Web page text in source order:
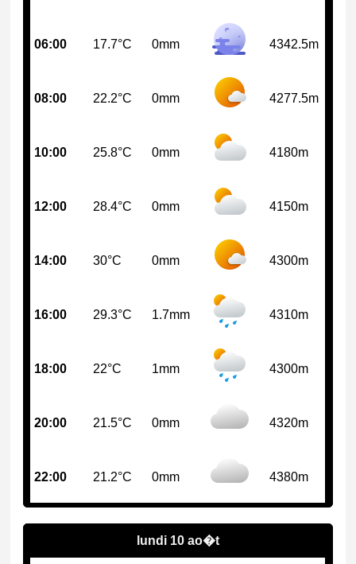
06:00 17.7°C 0mm 4342.5m
08:00 22.2°C 0mm 4277.5m
10:00 25.8°C 0mm 4180m
12:00 28.4°C 0mm 4150m
14:00 30°C 0mm 4300m
16:00 29.3°C 1.7mm 4310m
18:00 22°C 1mm 4300m
20:00 21.5°C 0mm 4320m
22:00 21.2°C 0mm 4380m
lundi 10 ao�t